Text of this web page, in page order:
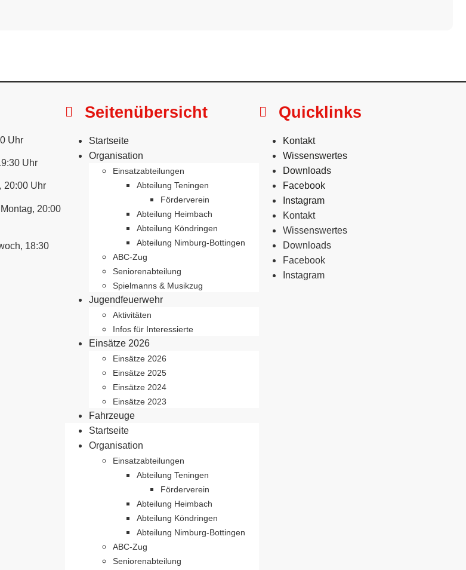
Uhr
Uhr
20:00 Uhr
20:00
18:30
Seitenübersicht
Startseite
Organisation
Einsatzabteilungen
Abteilung Teningen
Förderverein
Abteilung Heimbach
Abteilung Köndringen
Abteilung Nimburg-Bottingen
ABC-Zug
Seniorenabteilung
Spielmanns & Musikzug
Jugendfeuerwehr
Aktivitäten
Infos für Interessierte
Einsätze 2026
Einsätze 2026
Einsätze 2025
Einsätze 2024
Einsätze 2023
Fahrzeuge
Startseite
Organisation
Einsatzabteilungen
Abteilung Teningen
Förderverein
Abteilung Heimbach
Abteilung Köndringen
Abteilung Nimburg-Bottingen
ABC-Zug
Seniorenabteilung
Quicklinks
Kontakt
Wissenswertes
Downloads
Facebook
Instagram
Kontakt
Wissenswertes
Downloads
Facebook
Instagram